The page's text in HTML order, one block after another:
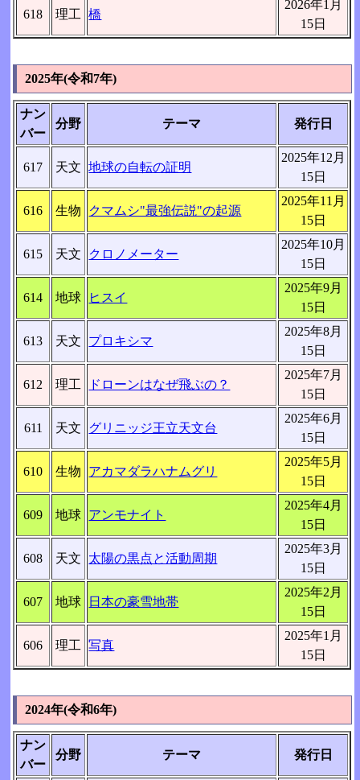
618 理工 橋
2026年1月
15日
2025年(令和7年)
ナン
バー
分野 テーマ 発行日
617 天文 地球の自転の証明
2025年12月
15日
616 生物 クマムシ"最強伝説"の起源
2025年11月
15日
615 天文 クロノメーター
2025年10月
15日
614 地球 ヒスイ
2025年9月
15日
613 天文 プロキシマ
2025年8月
15日
612 理工 ドローンはなぜ飛ぶの？
2025年7月
15日
611 天文 グリニッジ王立天文台
2025年6月
15日
610 生物 アカマダラハナムグリ
2025年5月
15日
609 地球 アンモナイト
2025年4月
15日
608 天文 太陽の黒点と活動周期
2025年3月
15日
607 地球 日本の豪雪地帯
2025年2月
15日
606 理工 写真
2025年1月
15日
2024年(令和6年)
ナン
バー
分野 テーマ 発行日